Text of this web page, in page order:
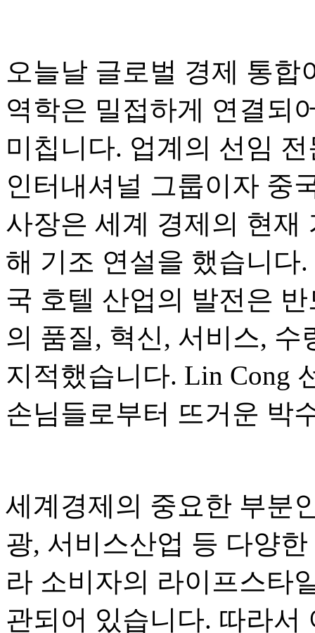
오늘날 글로벌 경제 통
역학은 밀접하게 연결되
미칩니다. 업계의 선임
인터내셔널 그룹이자 중
사장은 세계 경제의 현재
해 기조 연설을 했습니다
국 호텔 산업의 발전은
의 품질, 혁신, 서비스,
지적했습니다. Lin Cong
손님들로부터 뜨거운 박
세계경제의 중요한 부분
광, 서비스산업 등 다양
라 소비자의 라이프스타
관되어 있습니다. 따라서